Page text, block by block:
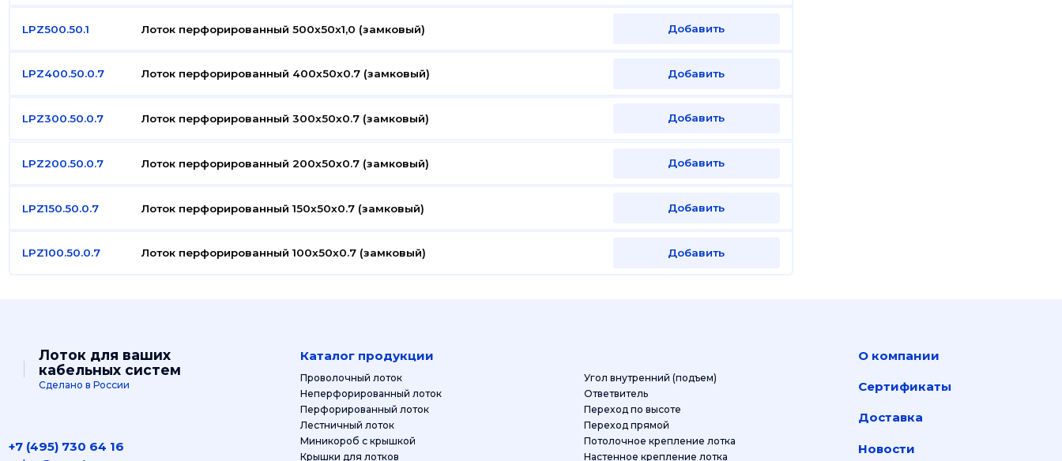
LPZ500.50.1 Лоток перфорированный 500x50x1,0 (замковый) Добавить
LPZ400.50.0.7 Лоток перфорированный 400x50x0.7 (замковый) Добавить
LPZ300.50.0.7 Лоток перфорированный 300x50x0.7 (замковый) Добавить
LPZ200.50.0.7 Лоток перфорированный 200x50x0.7 (замковый) Добавить
LPZ150.50.0.7 Лоток перфорированный 150x50x0.7 (замковый) Добавить
LPZ100.50.0.7 Лоток перфорированный 100x50x0.7 (замковый) Добавить
Лоток для ваших
кабельных систем
Сделано в России
+7 (495) 730 64 16
Каталог продукции
Проволочный лоток
Неперфорированный лоток
Перфорированный лоток
Лестничный лоток
Миникороб с крышкой
Крышки для лотков
Угол внутренний (подъем)
Ответвитель
Переход по высоте
Переход прямой
Потолочное крепление лотка
Настенное крепление лотка
О компании
Сертификаты
Доставка
Новости